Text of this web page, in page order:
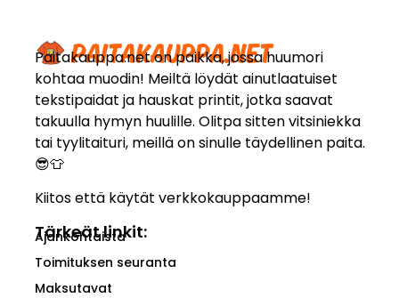
Paitakauppa.net on paikka, jossa huumori
kohtaa muodin! Meiltä löydät ainutlaatuiset
tekstipaidat ja hauskat printit, jotka saavat
takuulla hymyn huulille. Olitpa sitten vitsiniekka
tai tyylitaituri, meillä on sinulle täydellinen paita.
😎👕
Kiitos että käytät verkkokauppaamme!
Tärkeät linkit:
Ajankohtaista
Toimituksen seuranta
Maksutavat